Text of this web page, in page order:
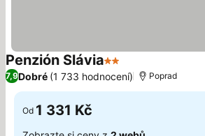
Penzión Slávia2 Počet hvězdiček
7,9Dobré (1 733 hodnocení) Poprad
Od 1 331 Kč